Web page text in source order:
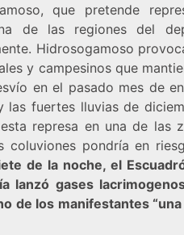
que pretende
de las regiones del
Hidrosogamoso
y campesinos que
en el pasado mes de
las fuertes lluvias de
represa en una de las
coluviones pondría en
de la noche, el
lanzó gases
de los manifestantes